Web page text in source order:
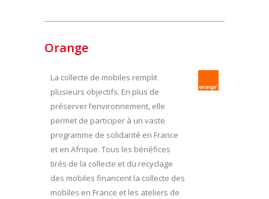
Orange
La collecte de mobiles remplit
plusieurs objectifs. En plus de
préserver l’environnement, elle
permet de participer à un vaste
programme de solidarité en France
et en Afrique. Tous les bénéfices
tirés de la collecte et du recyclage
des mobiles financent la collecte des
mobiles en France et les ateliers de